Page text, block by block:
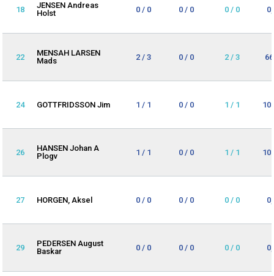
18
JENSEN Andreas
Holst
0 / 0 0 / 0 0 / 0
22
MENSAH LARSEN
Mads
2 / 3 0 / 0 2 / 3
24 GOTTFRIDSSON Jim 1 / 1 0 / 0 1 / 1
26
HANSEN Johan A
Plogv
1 / 1 0 / 0 1 / 1
27 HORGEN, Aksel 0 / 0 0 / 0 0 / 0
29
PEDERSEN August
Baskar
0 / 0 0 / 0 0 / 0